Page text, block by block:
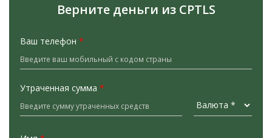
Верните деньги из CPTLS
Ваш телефон *
Утраченная сумма *